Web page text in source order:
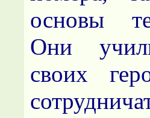
основы
Они
своих